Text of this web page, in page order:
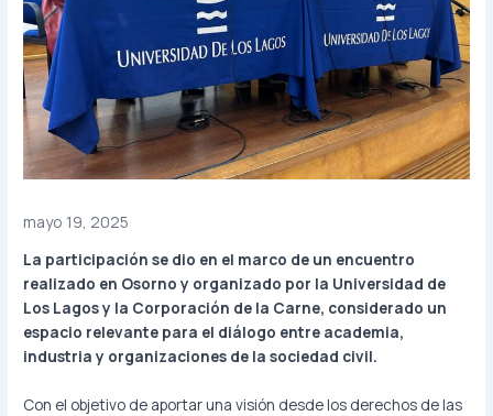
mayo 19, 2025
La participación se dio en el marco de un encuentro
realizado en Osorno y organizado por la Universidad de
Los Lagos y la Corporación de la Carne, considerado un
espacio relevante para el diálogo entre academia,
industria y organizaciones de la sociedad civil.
Con el objetivo de aportar una visión desde los derechos de las